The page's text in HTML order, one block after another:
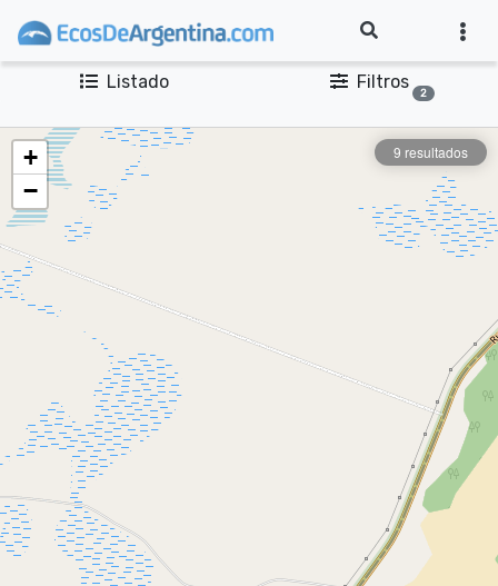
Listado Filtros
2
+
−
9 resultados